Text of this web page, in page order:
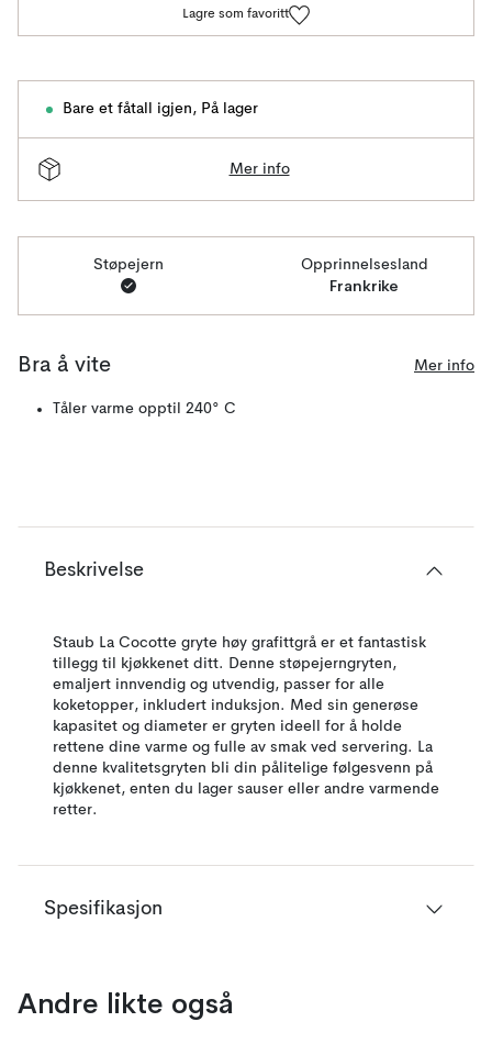
Lagre som favoritt
Bare et fåtall igjen, På lager
Mer info
Støpejern Opprinnelsesland
Frankrike
Bra å vite Mer info
Tåler varme opptil 240° C
Beskrivelse
Staub La Cocotte gryte høy grafittgrå er et fantastisk
tillegg til kjøkkenet ditt. Denne støpejerngryten,
emaljert innvendig og utvendig, passer for alle
koketopper, inkludert induksjon. Med sin generøse
kapasitet og diameter er gryten ideell for å holde
rettene dine varme og fulle av smak ved servering. La
denne kvalitetsgryten bli din pålitelige følgesvenn på
kjøkkenet, enten du lager sauser eller andre varmende
retter.
Spesifikasjon
Andre likte også